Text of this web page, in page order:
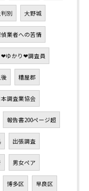
別 大野城
業者への苦情
❤ゆかり❤調査員
糟屋郡
本調査業協会
報告書200ページ超
出張調査
男女ペア
博多区 早良区